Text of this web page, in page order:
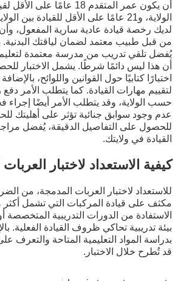
أن يكون عمر المتقدم 18 عامًا
الولاية، و21 عامًا على الأقل للقيادة
لديك رخصة قيادة عادية سارية المفعول،
من قبل طبيب معتمد لضمان لياقتك البدنية.
يُفضل تلقي تدريب من مدرسة معتمدة لتعليم
اختبارًا كتابيًا حول القوانين واللوائح،
لتقييم مهارات القيادة. كما يتطلب الأمر
حسب الولاية، وقد يتطلب الأمر أيضًا إجراء
عدم وجود سوابق جنائية تؤثر على أهليتك
للحصول على التفاصيل الدقيقة، يُفضل
القيادة في ولايتك.
كيفية الاستعداد لاختبار
للاستعداد لاختبار العربات المدمجة، من
مكثف على قيادة المركبات التي تشمل
الاستفادة من الدورات التدريبية المتخصصة
بيئة تدريبية تحاكي ظروف القيادة الفعلية.
بدراسة المواد التعليمية المتاحة والتعرف
قد تُطرح خلال الاختبار.